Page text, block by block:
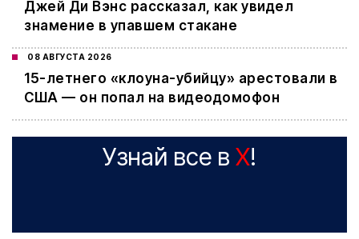
Джей Ди Вэнс рассказал, как увидел
знамение в упавшем стакане
08 АВГУСТА 2026
15-летнего «клоуна-убийцу» арестовали в
США — он попал на видеодомофон
Узнай все в X!